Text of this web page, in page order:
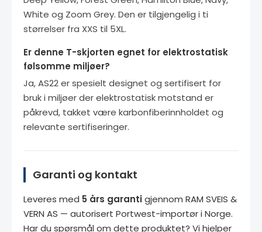
White og Zoom Grey. Den er tilgjengelig i ti
størrelser fra XXS til 5XL.
Er denne T-skjorten egnet for elektrostatisk
følsomme miljøer?
Ja, AS22 er spesielt designet og sertifisert for
bruk i miljøer der elektrostatisk motstand er
påkrevd, takket være karbonfiberinnholdet og
relevante sertifiseringer.
Garanti og kontakt
Leveres med 5 års garantigjennom RAM SVEIS &
VERN AS — autorisert Portwest-importør i Norge.
Har du spørsmål om dette produktet? Vi hjelper